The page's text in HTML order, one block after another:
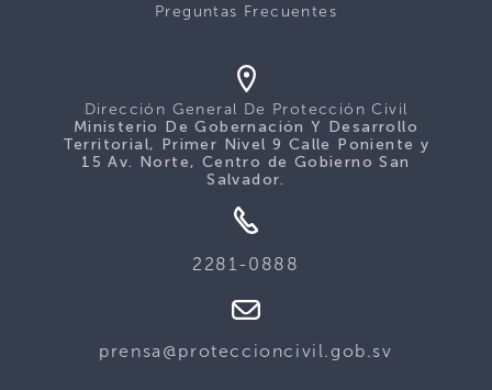
Preguntas Frecuentes
Dirección General De Protección Civil
Ministerio De Gobernación Y Desarrollo
Territorial, Primer Nivel 9 Calle Poniente y
15 Av. Norte, Centro de Gobierno San
Salvador.
2281-0888
prensa@proteccioncivil.gob.sv